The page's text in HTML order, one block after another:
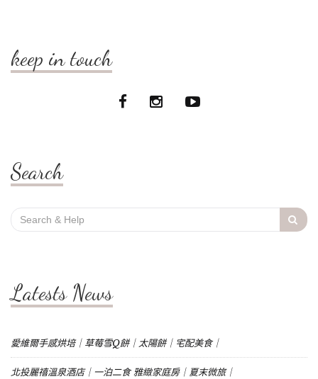
keep in touch
Search
Search
for:
Latests News
愛維爾手感烘培｜草莓雪Q餅｜太陽餅｜宅配美食｜
北投麗禧溫泉酒店｜一泊二食 雅緻家庭房｜夏末微旅｜